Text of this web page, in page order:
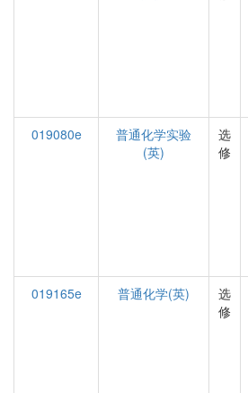
019080e
普通化学实验
(英)
选
修
019165e
普通化学(英)
选
修